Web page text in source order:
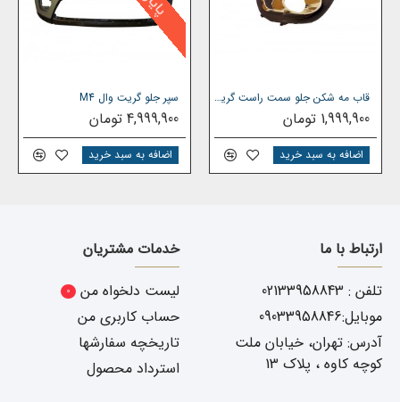
قاب مه شکن جلو سمت راست گریت وال M4
1,999,900 تومان
اضافه به سبد خرید
سپر جلو گریت وال M4
4,999,900 تومان
اضافه به سبد خرید
ارتباط با ما
تلفن : 02133958843
موبایل:09033958846
آدرس: تهران، خیابان ملت
کوچه کاوه ، پلاک 13
خدمات مشتریان
لیست دلخواه من
0
حساب کاربری من
تاریخچه سفارشها
استرداد محصول